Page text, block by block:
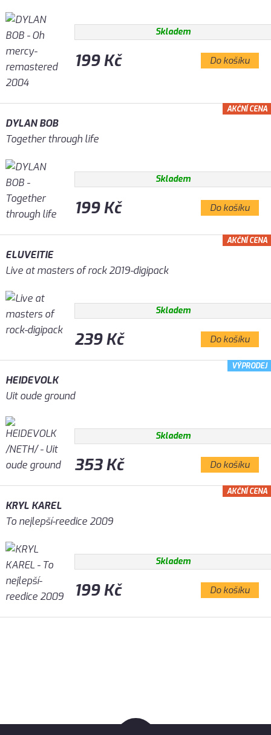
Skladem
199 Kč Do košíku
DYLAN BOB
Together through life
Skladem
199 Kč Do košíku
AKČNÍ CENA
ELUVEITIE
Live at masters of rock 2019-digipack
Skladem
239 Kč Do košíku
AKČNÍ CENA
HEIDEVOLK
Uit oude ground
Skladem
353 Kč Do košíku
VÝPRODEJ
KRYL KAREL
To nejlepší-reedice 2009
Skladem
199 Kč Do košíku
AKČNÍ CENA